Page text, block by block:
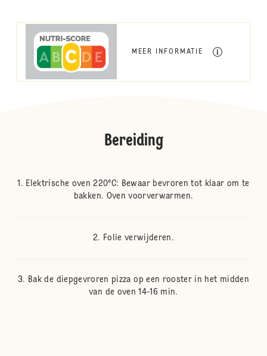
MEER INFORMATIE
Bereiding
Elektrische oven 220°C: Bewaar bevroren tot klaar om te
bakken. Oven voorverwarmen.
Folie verwijderen.
Bak de diepgevroren pizza op een rooster in het midden
van de oven 14-16 min.